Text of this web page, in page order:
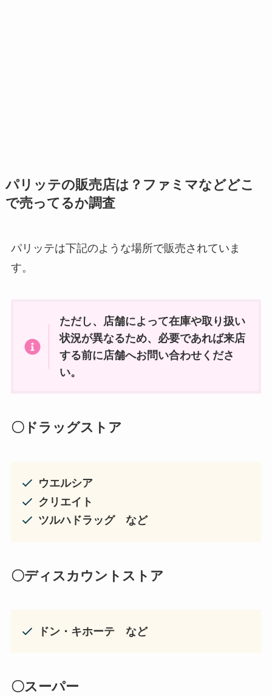
パリッテの販売店は？ファミマなどどこ
で売ってるか調査
パリッテは下記のような場所で販売されていま
す。
ただし、店舗によって在庫や取り扱い
状況が異なるため、必要であれば来店
する前に店舗へお問い合わせくださ
い。
〇ドラッグストア
ウエルシア
クリエイト
ツルハドラッグ など
〇ディスカウントストア
ドン・キホーテ など
〇スーパー